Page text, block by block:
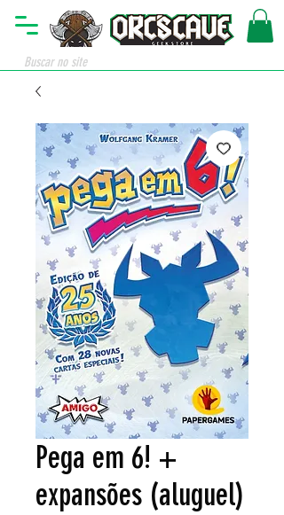
Pega em 6! +
expansões (aluguel)